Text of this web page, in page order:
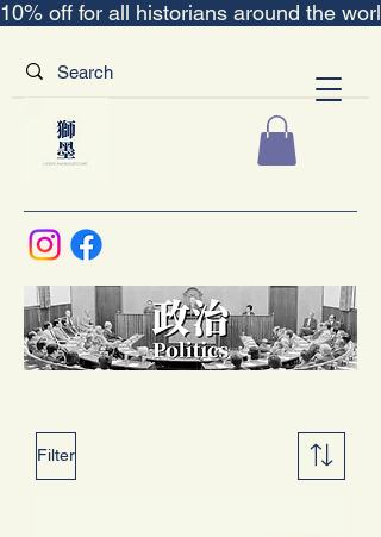
10% off for all historians around the
Filter